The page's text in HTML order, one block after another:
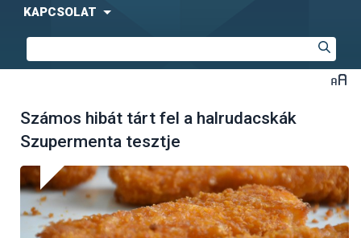
KAPCSOLAT
Számos hibát tárt fel a halrudacskák
Szupermenta tesztje